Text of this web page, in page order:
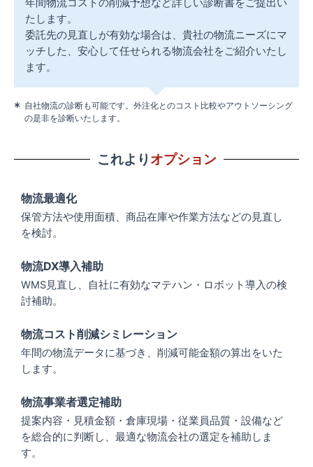
たします。
委託先の見直しが有効な場合は、貴社の物流ニーズにマ
ッチした、安心して任せられる物流会社をご紹介いたし
ます。
自社物流の診断も可能です。外注化とのコスト比較やアウトソーシング
の是非を診断いたします。
これより オプション
物流最適化
保管⽅法や使⽤⾯積、商品在庫や作業⽅法などの⾒直し
を検討。
物流DX導⼊補助
WMS⾒直し、⾃社に有効なマテハン・ロボット導⼊の検
討補助。
物流コスト削減シミレーション
年間の物流データに基づき、削減可能⾦額の算出をいた
します。
物流事業者選定補助
提案内容・⾒積⾦額・倉庫現場・従業員品質・設備など
を総合的に判断し、最適な物流会社の選定を補助しま
す。